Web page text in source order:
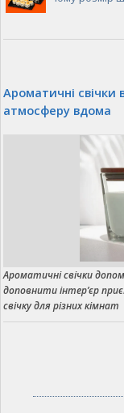
Ароматичні свічки
атмосферу вдома
Ароматичні свічки
доповнити інтер’єр
свічку для різних кімнат